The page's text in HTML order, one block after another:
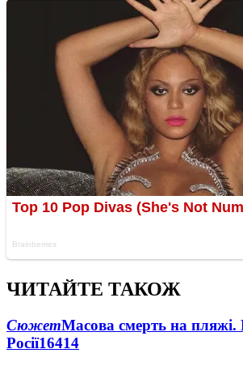
ЧИТАЙТЕ ТАКОЖ
СюжетМасова смерть на
Росії16414